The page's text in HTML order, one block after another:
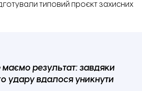
типовий проєкт захисних
результат: завдяки
удару вдалося уникнути